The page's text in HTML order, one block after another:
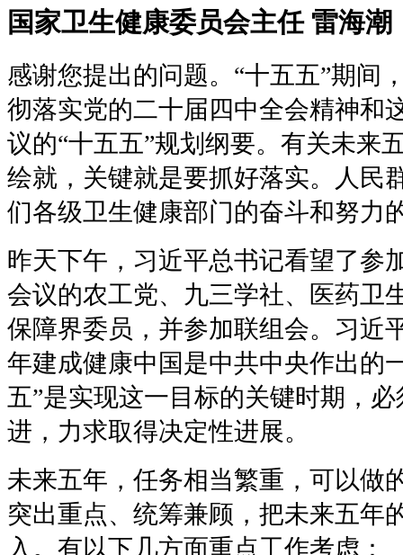
国家卫生健康委员会主任 雷海潮
感谢您提出的问题。“十五五”期间
彻落实党的二十届四中全会精神和
议的“十五五”规划纲要。有关未来
绘就，关键就是要抓好落实。人民
们各级卫生健康部门的奋斗和努力
昨天下午，习近平总书记看望了参
会议的农工党、九三学社、医药卫
保障界委员，并参加联组会。习近
年建成健康中国是中共中央作出的
五”是实现这一目标的关键时期，
进，力求取得决定性进展。
未来五年，任务相当繁重，可以做
突出重点、统筹兼顾，把未来五年
入。有以下几方面重点工作考虑：